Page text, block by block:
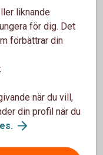
belopp på
Visa Business
liknande
för dig. Det
förbättrar din
när du vill,
din profil när du